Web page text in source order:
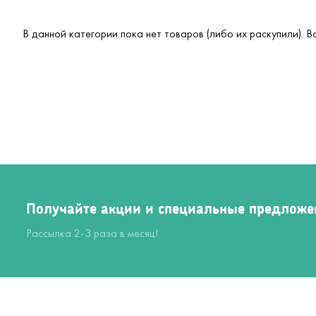
В данной категории пока нет товаров (либо их раскупили).
Получайте акции и специальные
Рассылка 2-3 раза в месяц!